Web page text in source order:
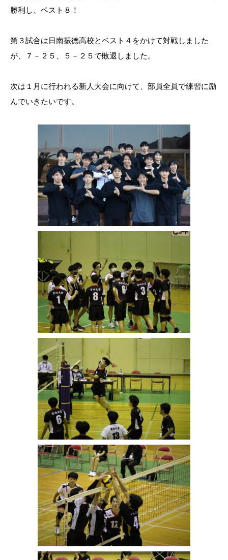
勝利し、ベスト８！
第３試合は日南振徳高校とベスト４をかけて対戦しました
が、７－２５、５－２５で敗退しました。
次は１月に行われる新人大会に向けて、部員全員で練習に励
んでいきたいです。